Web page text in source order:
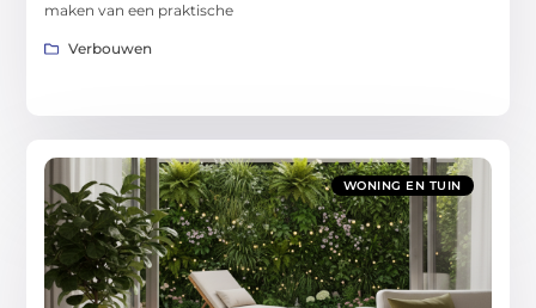
maken van een praktische
Verbouwen
WONING EN TUIN